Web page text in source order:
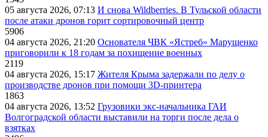
05 августа 2026, 07:13 И снова Wildberries. В Тульской области
после атаки дронов горит сортировочный центр
5906
04 августа 2026, 21:20 Основателя ЧВК «Ястреб» Марущенко
приговорили к 18 годам за похищение военных
2119
04 августа 2026, 15:17 Жителя Крыма задержали по делу о
производстве дронов при помощи 3D‑принтера
1863
04 августа 2026, 13:52 Грузовики экс-начальника ГАИ
Волгоградской области выставили на торги после дела о
взятках